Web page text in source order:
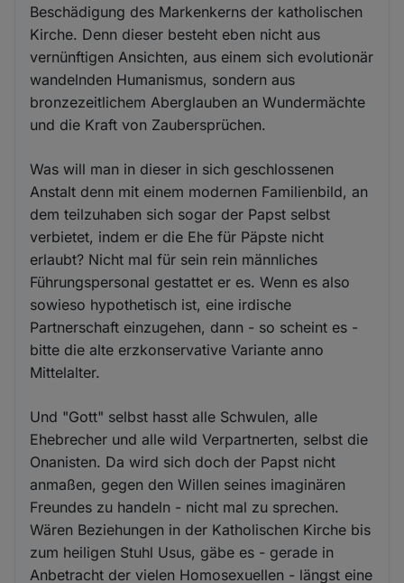
Beschädigung des Markenkerns der katholischen
Kirche. Denn dieser besteht eben nicht aus
vernünftigen Ansichten, aus einem sich evolutionär
wandelnden Humanismus, sondern aus
bronzezeitlichem Aberglauben an Wundermächte
und die Kraft von Zaubersprüchen.
Was will man in dieser in sich geschlossenen
Anstalt denn mit einem modernen Familienbild, an
dem teilzuhaben sich sogar der Papst selbst
verbietet, indem er die Ehe für Päpste nicht
erlaubt? Nicht mal für sein rein männliches
Führungspersonal gestattet er es. Wenn es also
sowieso hypothetisch ist, eine irdische
Partnerschaft einzugehen, dann - so scheint es -
bitte die alte erzkonservative Variante anno
Mittelalter.
Und "Gott" selbst hasst alle Schwulen, alle
Ehebrecher und alle wild Verpartnerten, selbst die
Onanisten. Da wird sich doch der Papst nicht
anmaßen, gegen den Willen seines imaginären
Freundes zu handeln - nicht mal zu sprechen.
Wären Beziehungen in der Katholischen Kirche bis
zum heiligen Stuhl Usus, gäbe es - gerade in
Anbetracht der vielen Homosexuellen - längst eine